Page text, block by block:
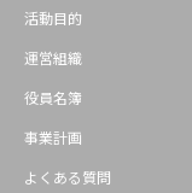
活動目的
運営組織
役員名簿
事業計画
よくある質問